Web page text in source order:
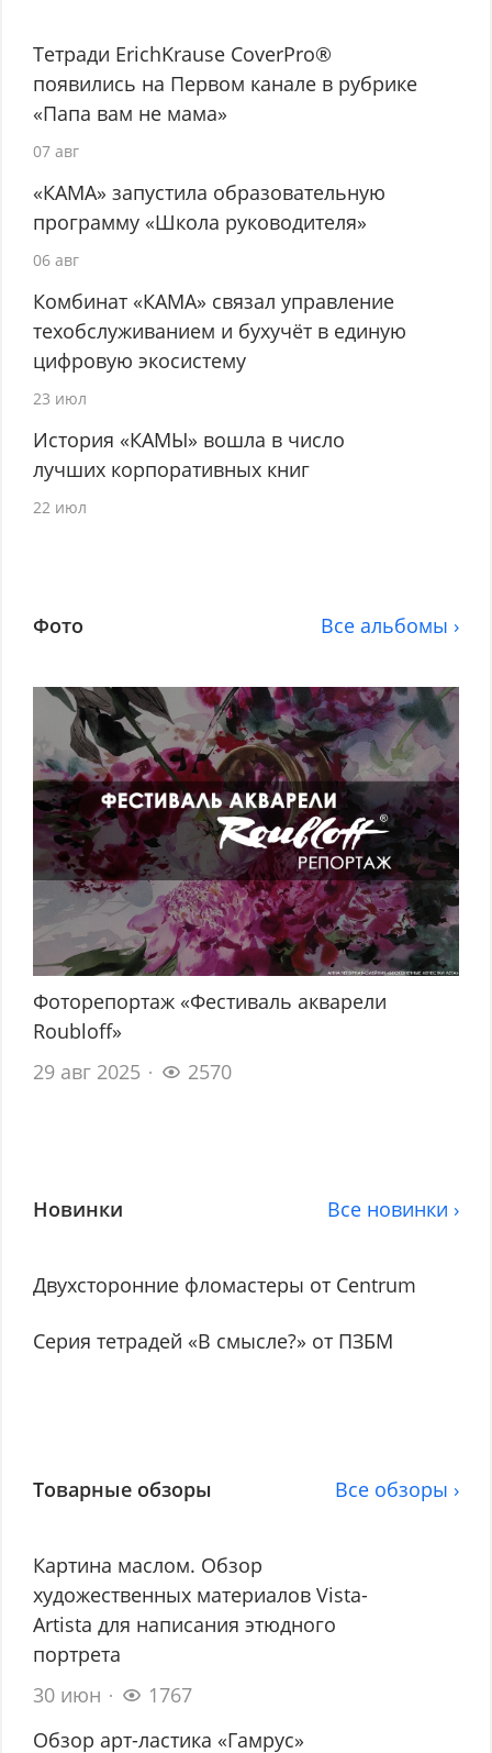
Тетради ErichKrause CoverPro®
появились на Первом канале в рубрике
«Папа вам не мама»
07 авг
«КАМА» запустила образовательную
программу «Школа руководителя»
06 авг
Комбинат «КАМА» связал управление
техобслуживанием и бухучёт в единую
цифровую экосистему
23 июл
История «КАМЫ» вошла в число
лучших корпоративных книг
22 июл
Фото Все альбомы ›
Фоторепортаж «Фестиваль акварели
Roubloff»
29 авг 2025
2570
Новинки Все новинки ›
Двухсторонние фломастеры от Centrum
Серия тетрадей «В смысле?» от ПЗБМ
Товарные обзоры Все обзоры ›
Картина маслом. Обзор
художественных материалов Vista-
Artista для написания этюдного
портрета
30 июн
1767
Обзор арт-ластика «Гамрус»